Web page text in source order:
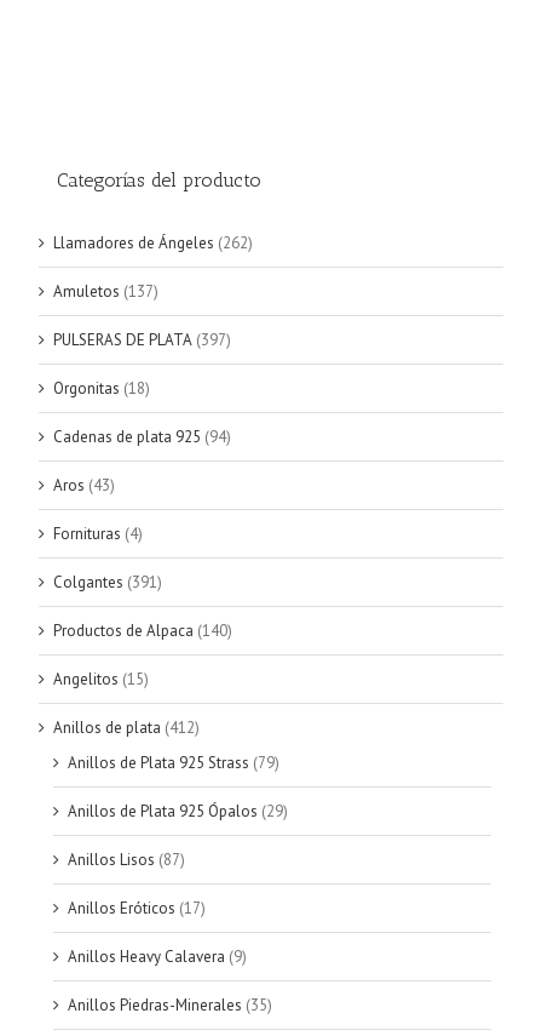
Categorías del producto
Llamadores de Ángeles (262)
Amuletos (137)
PULSERAS DE PLATA (397)
Orgonitas (18)
Cadenas de plata 925 (94)
Aros (43)
Fornituras (4)
Colgantes (391)
Productos de Alpaca (140)
Angelitos (15)
Anillos de plata (412)
Anillos de Plata 925 Strass (79)
Anillos de Plata 925 Ópalos (29)
Anillos Lisos (87)
Anillos Eróticos (17)
Anillos Heavy Calavera (9)
Anillos Piedras-Minerales (35)